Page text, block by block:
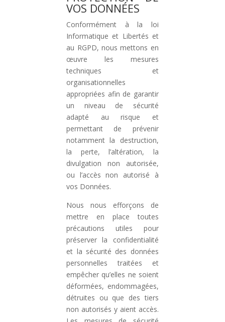
VOS DONNÉES
Conformément à la loi
Informatique et Libertés et
au RGPD, nous mettons en
œuvre les mesures
techniques et
organisationnelles
appropriées afin de garantir
un niveau de sécurité
adapté au risque et
permettant de prévenir
notamment la destruction,
la perte, l’altération, la
divulgation non autorisée,
ou l’accès non autorisé à
vos Données.
Nous nous efforçons de
mettre en place toutes
précautions utiles pour
préserver la confidentialité
et la sécurité des données
personnelles traitées et
empêcher qu’elles ne soient
déformées, endommagées,
détruites ou que des tiers
non autorisés y aient accès.